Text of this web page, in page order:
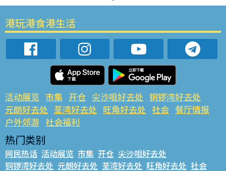
港玩港食港生活
活动展览 市集 开仓 尖沙咀好去处 铜锣湾好去处
元朗好去处 荃湾好去处 旺角好去处 社会 餐厅情报
户外郊游 社会福利
热门类别
网民热话 活动展览 市集 开仓 尖沙咀好去处
铜锣湾好去处 元朗好去处 荃湾好去处 旺角好去处 社会